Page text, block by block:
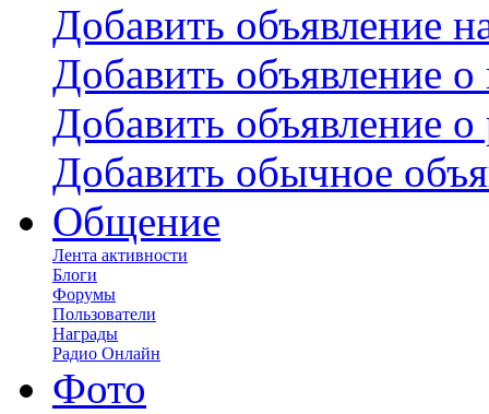
Добавить объявление
Добавить объявление
Добавить объявление о
Добавить обычное
Общение
Лента активности
Блоги
Форумы
Пользователи
Награды
Радио Онлайн
Фото